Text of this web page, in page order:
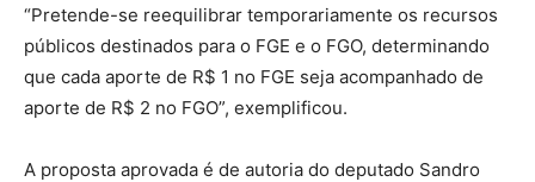
“Pretende-se reequilibrar temporariamente os recursos
públicos destinados para o FGE e o FGO, determinando
que cada aporte de R$ 1 no FGE seja acompanhado de
aporte de R$ 2 no FGO”, exemplificou.
A proposta aprovada é de autoria do deputado Sandro